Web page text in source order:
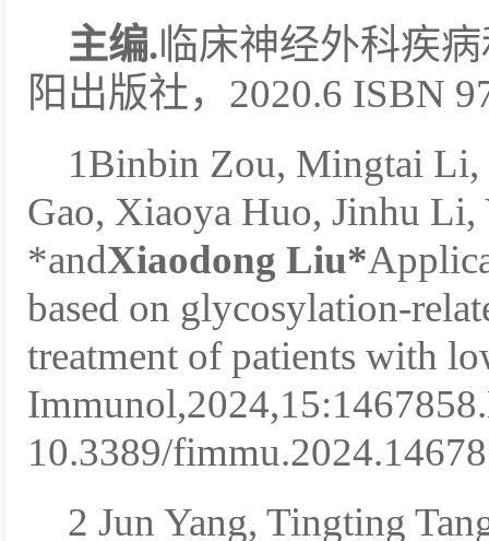
主编.临床神经外科疾
阳出版社，2020.6 ISBN
1Binbin Zou, Mingtai Li,
Gao, Xiaoya Huo, Jinhu
*andXiaodong Liu*
based on glycosylation-
treatment of patients with
10.3389/
2 Jun Yang, Tingting